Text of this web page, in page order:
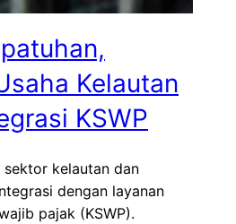
Kelautan
KSWP
sektor kelautan dan
dengan layanan
pajak (KSWP).